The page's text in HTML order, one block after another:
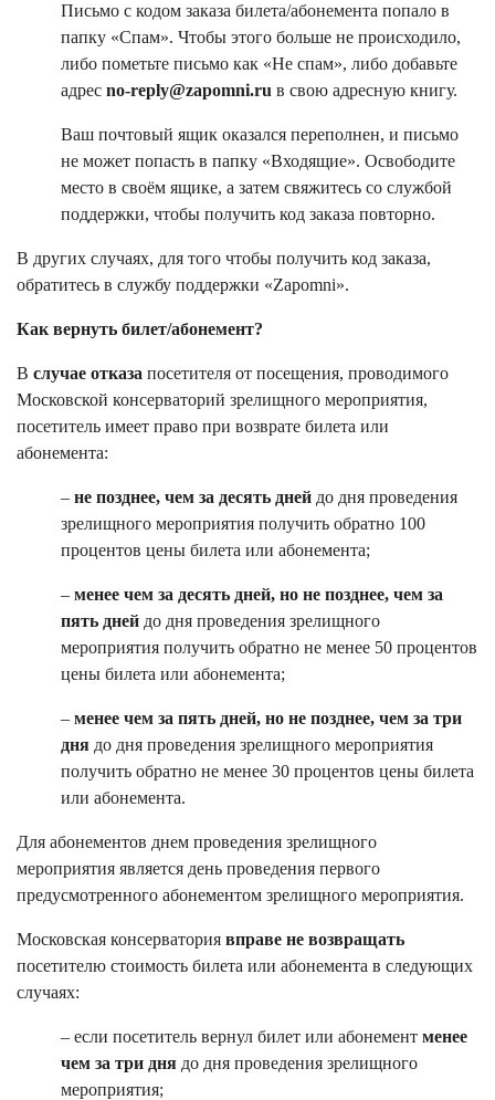
Письмо с кодом заказа билета/абонемента попало в
папку «Спам». Чтобы этого больше не происходило,
либо пометьте письмо как «Не спам», либо добавьте
адрес no-reply@zapomni.ru в свою адресную книгу.
Ваш почтовый ящик оказался переполнен, и письмо
не может попасть в папку «Входящие». Освободите
место в своём ящике, а затем свяжитесь со службой
поддержки, чтобы получить код заказа повторно.
В других случаях, для того чтобы получить код заказа,
обратитесь в службу поддержки «Zapomni».
Как вернуть билет/абонемент?
В случае отказа посетителя от посещения, проводимого
Московской консерваторий зрелищного мероприятия,
посетитель имеет право при возврате билета или
абонемента:
– не позднее, чем за десять дней до дня проведения
зрелищного мероприятия получить обратно 100
процентов цены билета или абонемента;
– менее чем за десять дней, но не позднее, чем за
пять дней до дня проведения зрелищного
мероприятия получить обратно не менее 50 процентов
цены билета или абонемента;
– менее чем за пять дней, но не позднее, чем за три
дня до дня проведения зрелищного мероприятия
получить обратно не менее 30 процентов цены билета
или абонемента.
Для абонементов днем проведения зрелищного
мероприятия является день проведения первого
предусмотренного абонементом зрелищного мероприятия.
Московская консерватория вправе не возвращать
посетителю стоимость билета или абонемента в следующих
случаях:
– если посетитель вернул билет или абонемент менее
чем за три дня до дня проведения зрелищного
мероприятия;